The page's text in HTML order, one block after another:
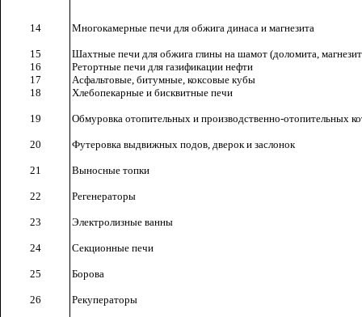
14 Многокамерные печи для обжига динаса и магнезита
15
Шахтные печи для обжига глины на шамот (доломита,
16
Ретортные печи для газификации нефти
17
Асфальтовые, битумные, коксовые кубы
18
Хлебопекарные и бисквитные печи
19 Обмуровка отопительных и производственно-отопительных
20 Футеровка выдвижных подов, дверок и заслонок
21 Выносные топки
22 Регенераторы
23 Электролизные ванны
24 Секционные печи
25 Борова
26 Рекуператоры